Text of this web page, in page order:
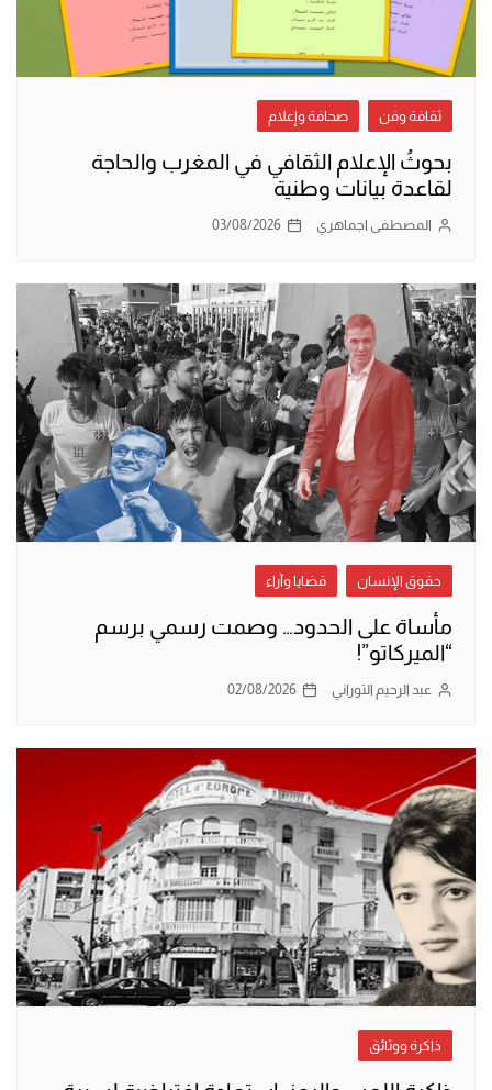
ثقافة وفن صحافة وإعلام
بحوثُ الإعلام الثقافي في المغرب والحاجة
لقاعدة بيانات وطنية
المصطفى اجماهري 03/08/2026
حقوق الإنسان قضايا وآراء
مأساة على الحدود… وصمت رسمي برسم
“الميركاتو”!
عبد الرحيم التوراني 02/08/2026
ذاكرة ووثائق